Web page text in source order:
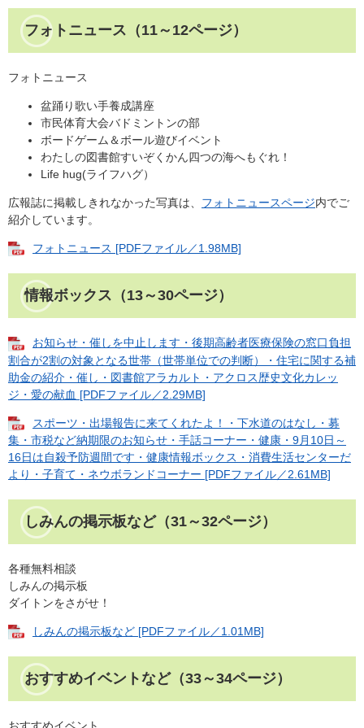
フォトニュース（11～12ページ）
フォトニュース
盆踊り歌い手養成講座
市民体育大会バドミントンの部
ボードゲーム＆ボール遊びイベント
わたしの図書館すいぞくかん四つの海へもぐれ！
Life hug(ライフハグ）
広報誌に掲載しきれなかった写真は、 フォトニュースページ内でご
紹介しています。
フォトニュース [PDFファイル／1.98MB]
情報ボックス（13～30ページ）
お知らせ・催しを中止します・後期高齢者医療保険の窓口負担
割合が2割の対象となる世帯（世帯単位での判断）・住宅に関する補
助金の紹介・催し・図書館アラカルト・アクロス歴史文化カレッ
ジ・愛の献血 [PDFファイル／2.29MB]
スポーツ・出場報告に来てくれたよ！・下水道のはなし・募
集・市税など納期限のお知らせ・手話コーナー・健康・9月10日～
16日は自殺予防週間です・健康情報ボックス・消費生活センターだ
より・子育て・ネウボランドコーナー [PDFファイル／2.61MB]
しみんの掲示板など（31～32ページ）
各種無料相談
しみんの掲示板
ダイトンをさがせ！
しみんの掲示板など [PDFファイル／1.01MB]
おすすめイベントなど（33～34ページ）